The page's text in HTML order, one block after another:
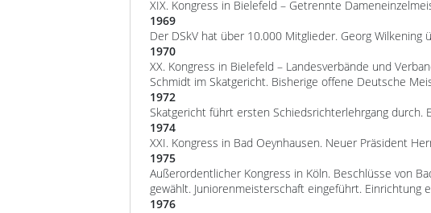
XIX. Kongress in Bielefeld – Getrennte
1969
Der DSkV hat über 10.000 Mitglieder. Georg Wilkening
1970
XX. Kongress in Bielefeld – Landesverbände und
Schmidt im Skatgericht. Bisherige offene Deutsche
1972
Skatgericht führt ersten Schiedsrichterlehrgang durch.
1974
XXI. Kongress in Bad Oeynhausen. Neuer Präsident
1975
Außerordentlicher Kongress in Köln. Beschlüsse von
gewählt. Juniorenmeisterschaft eingeführt.
1976